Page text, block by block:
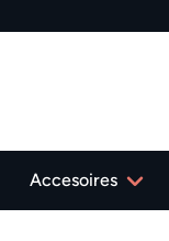
Accesoires